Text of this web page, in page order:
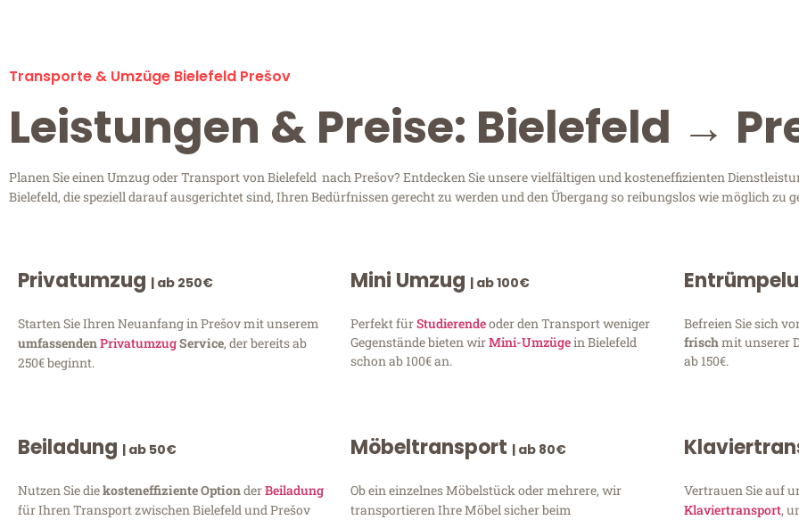
Transporte & Umzüge Bielefeld Prešov
Leistungen & Preise: Bielefeld →
Planen Sie einen Umzug oder Transport von Bielefeld nach Prešov? Entdecken Sie unsere vielfältigen und kosteneffizienten
Bielefeld, die speziell darauf ausgerichtet sind, Ihren Bedürfnissen gerecht zu werden und den Übergang so reibungslos wie möglich zu
Privatumzug | ab 250€
Starten Sie Ihren Neuanfang in Prešov mit unserem
umfassendenPrivatumzugService, der bereits ab
250€ beginnt.
Mini Umzug | ab 100€
Perfekt fürStudierendeoder den Transport weniger
Gegenstände bieten wirMini-Umzügein Bielefeld
schon ab 100€ an.
Befreien Sie sich
frischmit unserer
ab 150€.
Beiladung | ab 50€
Nutzen Sie diekosteneffiziente OptionderBeiladung
für Ihren Transport zwischen Bielefeld und Prešov
Möbeltransport | ab 80€
Ob ein einzelnes Möbelstück oder mehrere, wir
transportieren Ihre Möbel sicher beim
Vertrauen Sie auf
Klaviertransport,